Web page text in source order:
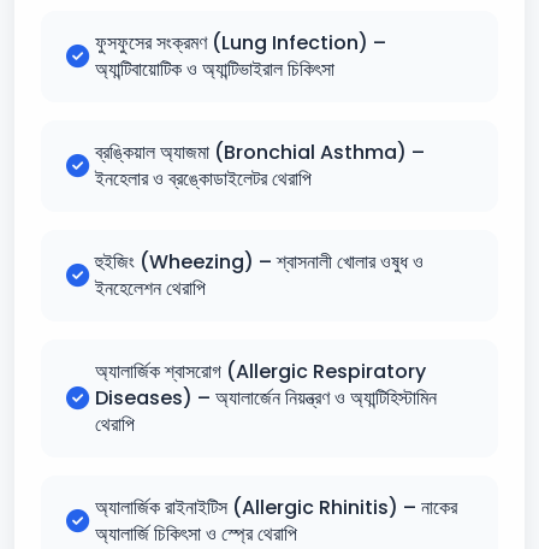
ফুসফুসের সংক্রমণ (Lung Infection) –
অ্যান্টিবায়োটিক ও অ্যান্টিভাইরাল চিকিৎসা
ব্রঙ্কিয়াল অ্যাজমা (Bronchial Asthma) –
ইনহেলার ও ব্রঙ্কোডাইলেটর থেরাপি
হুইজিং (Wheezing) – শ্বাসনালী খোলার ওষুধ ও
ইনহেলেশন থেরাপি
অ্যালার্জিক শ্বাসরোগ (Allergic Respiratory
Diseases) – অ্যালার্জেন নিয়ন্ত্রণ ও অ্যান্টিহিস্টামিন
থেরাপি
অ্যালার্জিক রাইনাইটিস (Allergic Rhinitis) – নাকের
অ্যালার্জি চিকিৎসা ও স্প্রে থেরাপি